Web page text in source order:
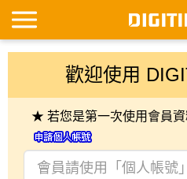
歡迎使用
★ 若您是第一次使用會員